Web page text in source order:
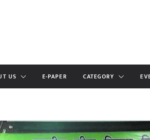
US E-PAPER CATEGORY